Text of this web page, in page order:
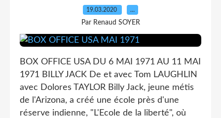
19.03.2020 …
Par Renaud SOYER
BOX OFFICE USA DU 6 MAI 1971 AU 11 MAI
1971 BILLY JACK De et avec Tom LAUGHLIN
avec Dolores TAYLOR Billy Jack, jeune métis
de l'Arizona, a créé une école près d'une
réserve indienne, "L'Ecole de la liberté", où